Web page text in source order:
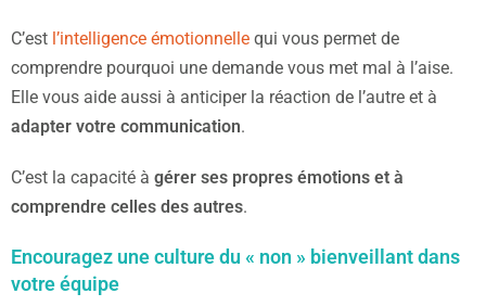
C’est l’intelligence émotionnelle qui vous permet de
comprendre pourquoi une demande vous met mal à l’aise.
Elle vous aide aussi à anticiper la réaction de l’autre et à
adapter votre communication.
C’est la capacité à gérer ses propres émotions et à
comprendre celles des autres.
Encouragez une culture du « non » bienveillant dans
votre équipe